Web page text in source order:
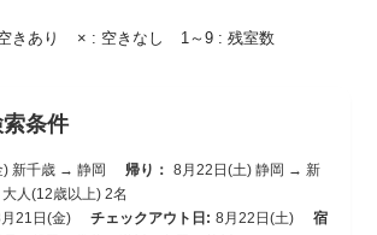
きあり × : 空きなし 1～9 : 残室数
条件
) 新千歳 → 静岡 帰り： 8月22日(土) 静岡 → 新
大人(12歳以上) 2名
21日(金) チェックアウト日: 8月22日(土)
宿